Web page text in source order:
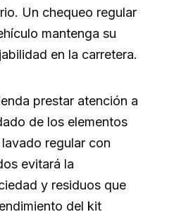
Un chequeo regular
mantenga su
en la carretera.
prestar atención a
de los elementos
regular con
evitará la
y residuos que
del kit